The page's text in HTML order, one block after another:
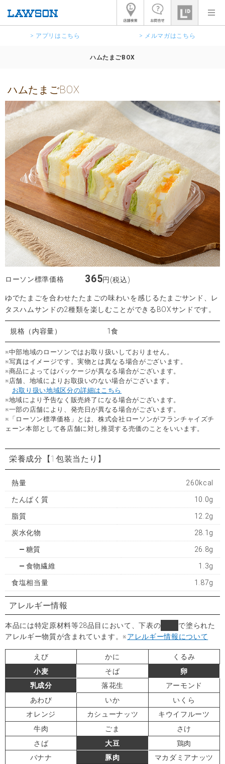
> アプリはこちら > メルマガはこちら
ハムたまごBOX
ハムたまごBOX
ローソン標準価格 365円(税込)
ゆでたまごを合わせたたまごの味わいを感じるたまごサンド、レ
タスハムサンドの2種類を楽しむことができるBOXサンドです。
規格（内容量） 1食
※中部地域のローソンではお取り扱いしておりません。
※写真はイメージです。実物とは異なる場合がございます。
※商品によってはパッケージが異なる場合がございます。
※店舗、地域によりお取扱いのない場合がございます。
お取り扱い地域区分の詳細はこちら
※地域により予告なく販売終了になる場合がございます。
※一部の店舗により、発売日が異なる場合がございます。
※「ローソン標準価格」とは、株式会社ローソンがフランチャイズチ
ェーン本部として各店舗に対し推奨する売価のことをいいます。
栄養成分 【1包装当たり】
熱量 260kcal
たんぱく質 10.0g
脂質 12.2g
炭水化物 28.1g
糖質 26.8g
食物繊維 1.3g
食塩相当量 1.87g
アレルギー情報
本品には特定原材料等28品目において、下表の
で塗られた
アレルギー物質が含まれています。※アレルギー情報について
えび かに
くるみ
小麦
そば
卵
乳成分
落花生
アーモンド
あわび
いか
いくら
オレンジ
カシューナッツ
キウイフルーツ
牛肉
ごま
さけ
さば
大豆
鶏肉
バナナ
豚肉
マカダミアナッツ